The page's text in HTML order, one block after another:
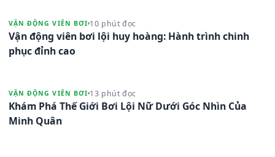
VẬN ĐỘNG VIÊN BƠI 10 phút đọc
Vận động viên bơi lội huy hoàng: Hành trình chinh
phục đỉnh cao
VẬN ĐỘNG VIÊN BƠI 13 phút đọc
Khám Phá Thế Giới Bơi Lội Nữ Dưới Góc Nhìn Của
Minh Quân